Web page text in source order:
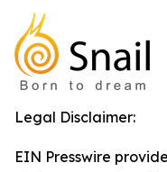
Legal Disclaimer:
EIN Presswire